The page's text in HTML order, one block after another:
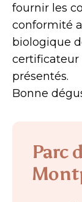
fournir les
conformité
biologique
certificateur
présentés.
Bonne
Parc